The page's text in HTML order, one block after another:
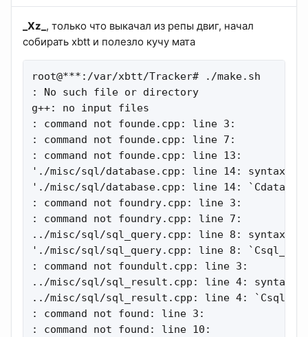
_Xz_ , только что выкачал из репы двиг, начал
собирать xbtt и полезло кучу мата
root@***:/var/xbtt/Tracker# ./make.sh
: No such file or directory
g++: no input files
: command not founde.cpp: line 3:
: command not founde.cpp: line 7:
: command not founde.cpp: line 13:
'./misc/sql/database.cpp: line 14: syntax
'./misc/sql/database.cpp: line 14:
: command not foundry.cpp: line 3:
: command not foundry.cpp: line 7:
../misc/sql/sql_query.cpp: line 8: syntax
'./misc/sql/sql_query.cpp: line 8:
: command not foundult.cpp: line 3:
../misc/sql/sql_result.cpp: line 4: syntax error
../misc/sql/sql_result.cpp: line 4:
: command not found: line 3:
: command not found: line 10: